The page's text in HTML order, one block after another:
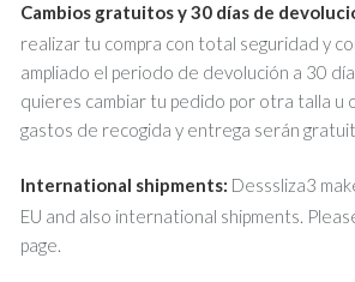
Cambios gratuitos y 30 días de
realizar tu compra con total seguridad y
ampliado el periodo de devolución a 30
quieres cambiar tu pedido por otra talla u
gastos de recogida y entrega serán
International shipments: Desssliza3
EU and also international shipments.
page.